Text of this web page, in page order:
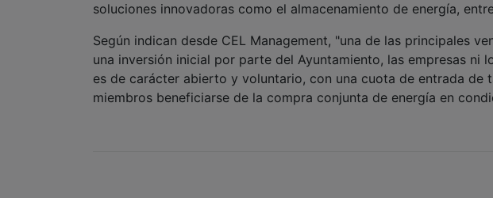
soluciones innovadoras como el almacenamiento de energía,
Según indican desde CEL Management, "una de las principales
una inversión inicial por parte del Ayuntamiento, las empresas ni
es de carácter abierto y voluntario, con una cuota de entrada de
miembros beneficiarse de la compra conjunta de energía en